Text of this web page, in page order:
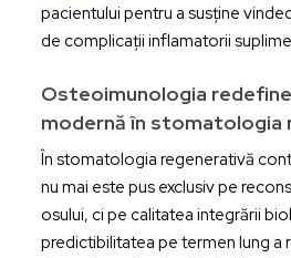
pacientului pentru a susține
de complicații inflamatorii
Osteoimunologia
modernă în stomatologia
În stomatologia regenerativă
nu mai este pus exclusiv pe
osului, ci pe calitatea integrării
predictibilitatea pe termen lung a